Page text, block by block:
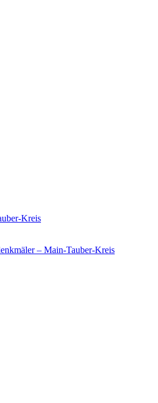
Kreis
– Main-Tauber-Kreis